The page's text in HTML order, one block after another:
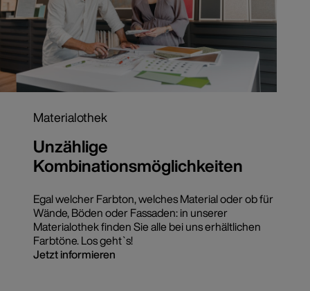
Materialothek
Unzählige
Kombinationsmöglichkeiten
Egal welcher Farbton, welches Material oder ob für
Wände, Böden oder Fassaden: in unserer
Materialothek finden Sie alle bei uns erhältlichen
Farbtöne. Los geht`s!
Jetzt informieren